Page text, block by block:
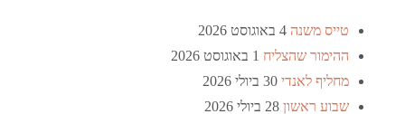
טייס משנה 4 באוגוסט 2026
ההימור שהצליח 1 באוגוסט 2026
מחליף לאנדי 30 ביולי 2026
שבוע ראשון 28 ביולי 2026